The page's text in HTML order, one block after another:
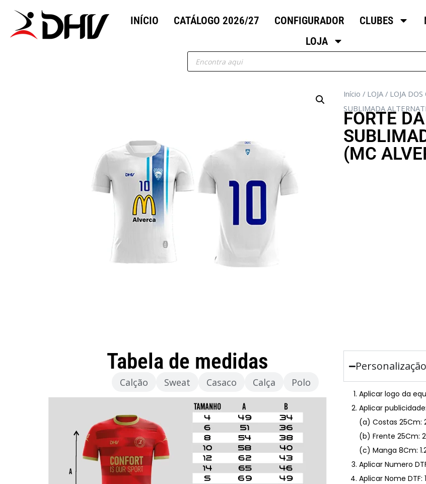
INÍCIO CATÁLOGO 2026/27 CONFIGURADOR CLUBES
LOJA
Início / LOJA / LOJA DOS
SUBLIMADA
FORTE
(MC
Tabela de medidas
Calção Sweat Casaco Calça Polo
Personalização
Aplicar logo da
Aplicar publicidade:
(a) Costas 25Cm:
(b) Frente 25Cm:
(c) Manga 8Cm:
Aplicar Numero
Aplicar Nome